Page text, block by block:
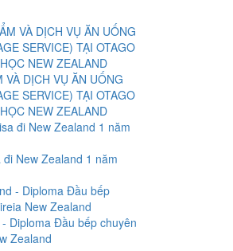
VÀ DỊCH VỤ ĂN UỐNG
SERVICE) TẠI OTAGO
NEW ZEALAND
New Zealand 1 năm
Diploma Đầu bếp chuyên
Zealand